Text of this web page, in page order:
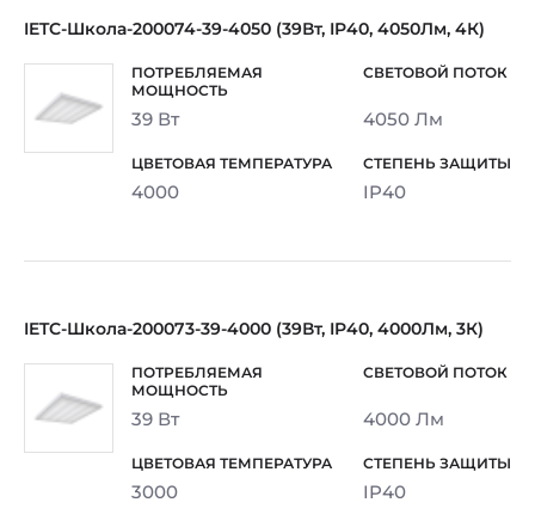
IETC-Школа-200074-39-4050 (39Вт, IP40, 4050Лм, 4К)
39 Вт 4050 Лм
4000 IP40
IETC-Школа-200073-39-4000 (39Вт, IP40, 4000Лм, 3К)
39 Вт 4000 Лм
3000 IP40